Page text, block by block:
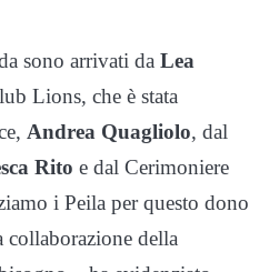
sono arrivati da Lea
Lions, che è stata
Andrea Quagliolo, dal
Rito e dal Cerimoniere
i Peila per questo dono
collaborazione della